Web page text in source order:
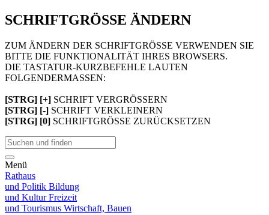
SCHRIFTGRÖSSE ÄNDERN
ZUM ÄNDERN DER SCHRIFTGRÖSSE VERWENDEN SIE
BITTE DIE FUNKTIONALITÄT IHRES BROWSERS.
DIE TASTATUR-KURZBEFEHLE LAUTEN
FOLGENDERMASSEN:
[STRG] [+] SCHRIFT VERGRÖSSERN
[STRG] [-] SCHRIFT VERKLEINERN
[STRG] [0] SCHRIFTGRÖSSE ZURÜCKSETZEN
Menü
Rathaus
und Politik Bildung
und KulturFreizeit
und Tourismus Wirtschaft, Bauen